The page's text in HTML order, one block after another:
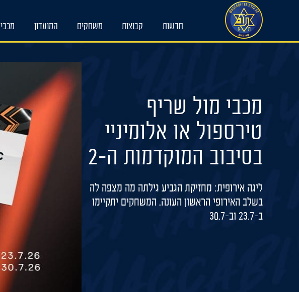
חדשות קבוצות משחקים המועדון מכבי TV
מכבי מול שריף
טירספול או אלומיניי
בסיבוב המוקדמות ה-2
ליגה אירופית: מחזיקת הגביע גילתה מה מצפה לה
בשלב האירופי הראשון העונה. המשחקים יתקיימו
ב-23.7 וב-30.7